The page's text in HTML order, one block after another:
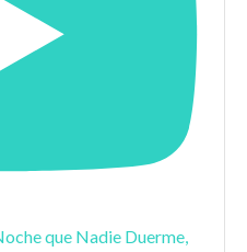
que Nadie Duerme,